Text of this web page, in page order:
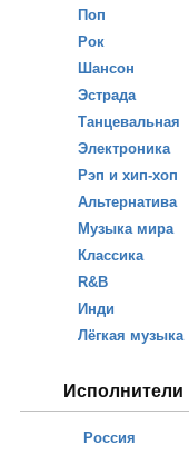
Поп
Рок
Шансон
Эстрада
Танцевальная
Электроника
Рэп и хип-хоп
Альтернатива
Музыка мира
Классика
R&B
Инди
Лёгкая музыка
Россия